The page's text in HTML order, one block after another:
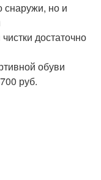
снаружи, но и
достаточно
обуви
руб.